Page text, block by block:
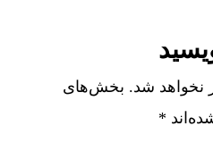
نخواهد شد. بخش‌های
*